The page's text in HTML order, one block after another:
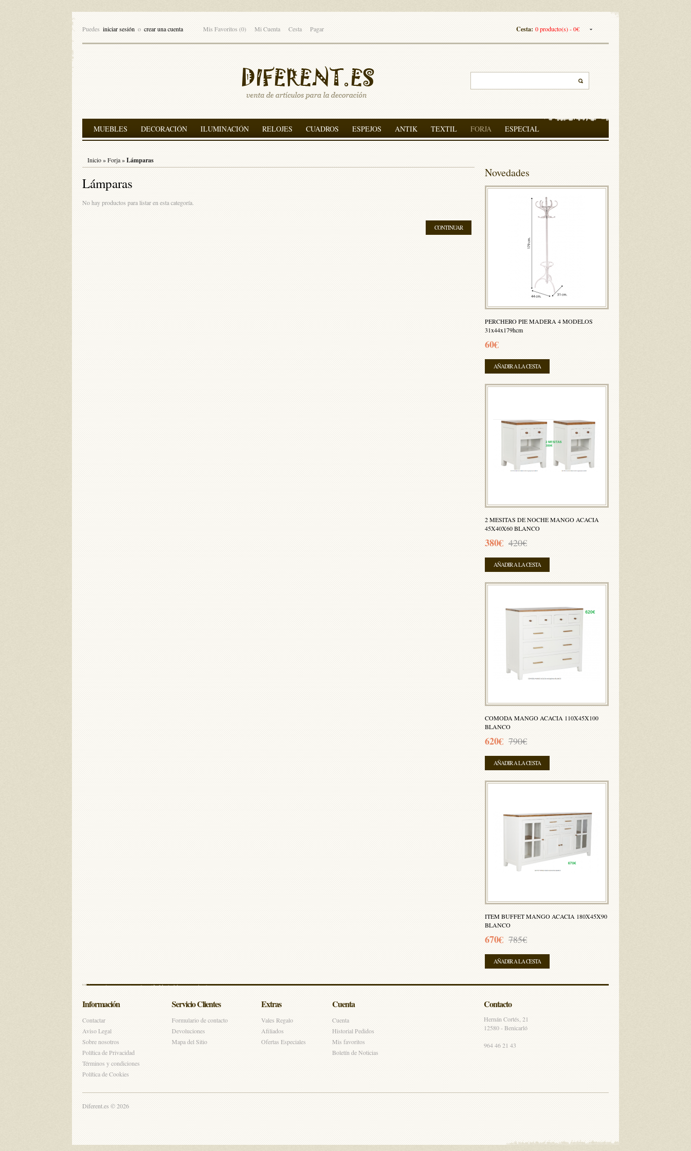
Cesta: 0 producto(s) - 0€
Puedes iniciar sesión o crear una cuenta Mis Favoritos (0) Mi Cuenta Cesta Pagar
MUEBLES DECORACIÓN ILUMINACIÓN RELOJES CUADROS ESPEJOS ANTIK TEXTIL FORJA ESPECIAL
Novedades
PERCHERO PIE MADERA 4 MODELOS
31x44x179hcm
60€
AÑADIR A LA CESTA
2 MESITAS DE NOCHE MANGO ACACIA
45X40X60 BLANCO
380€ 420€
AÑADIR A LA CESTA
COMODA MANGO ACACIA 110X45X100
BLANCO
620€ 790€
AÑADIR A LA CESTA
ITEM BUFFET MANGO ACACIA 180X45X90
BLANCO
670€ 785€
AÑADIR A LA CESTA
Inicio»Forja»Lámparas
Lámparas
No hay productos para listar en esta categoría.
CONTINUAR
Contacto
Hernán Cortés, 21
12580 - Benicarló
964 46 21 43
Información
Contactar
Aviso Legal
Sobre nosotros
Política de Privacidad
Términos y condiciones
Política de Cookies
Servicio Clientes
Formulario de contacto
Devoluciones
Mapa del Sitio
Extras
Vales Regalo
Afiliados
Ofertas Especiales
Cuenta
Cuenta
Historial Pedidos
Mis favoritos
Boletín de Noticias
Diferent.es © 2026